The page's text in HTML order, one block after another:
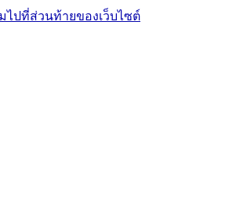
ไปที่ส่วนท้ายของเว็บไซต์